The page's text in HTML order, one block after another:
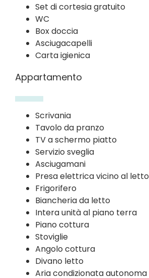
Set di cortesia gratuito
WC
Box doccia
Asciugacapelli
Carta igienica
Appartamento
Scrivania
Tavolo da pranzo
TV a schermo piatto
Servizio sveglia
Asciugamani
Presa elettrica vicino al letto
Frigorifero
Biancheria da letto
Intera unità al piano terra
Piano cottura
Stoviglie
Angolo cottura
Divano letto
Aria condizionata autonoma